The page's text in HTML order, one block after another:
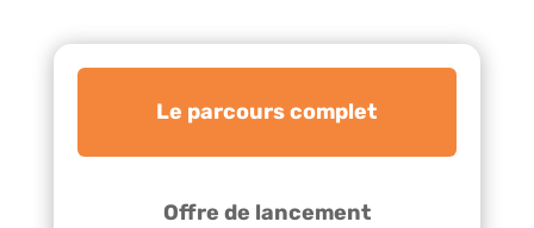
Le parcours complet
Offre de lancement